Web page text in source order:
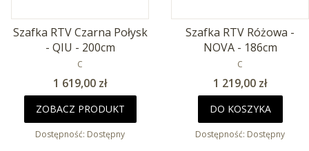
Szafka RTV Czarna Połysk
- QIU - 200cm
PRODUCENT
C
Cena
1 619,00 zł
ZOBACZ PRODUKT
Dostępność: Dostępny
Szafka RTV Różowa -
NOVA - 186cm
PRODUCENT
C
Cena
1 219,00 zł
DO KOSZYKA
Dostępność: Dostępny